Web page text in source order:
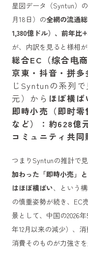
星図データ（Syntun）
月18日）の全網の流通
1,380億ドル）、前年比
が、内訳を見ると様相が
総合EC（综合电
京東・抖音・拼
じSyntunの系列
元）から ほぼ横ば
即時小売（即时
など）：約628億
コミュニティ共
つまりSyntunの推計で見
加わった「即時小売」
はほぼ横ばい、という
の慎重姿勢が続き、EC
景として、中国の2026
年12月以来の減少）、
消費そのものが力強さ